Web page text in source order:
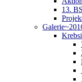
13.